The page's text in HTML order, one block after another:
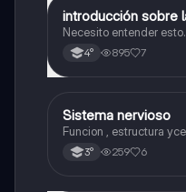
Biología
introducción sobre
Necesito entender esto.
4° 895 7
Biología
Sistema nervioso
Funcion , estructura
3° 259 6